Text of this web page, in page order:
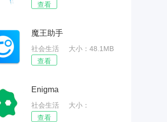
查看
魔王助手
社会生活
大小：48.1MB
查看
Enigma
社会生活
大小：
55.31MB
查看